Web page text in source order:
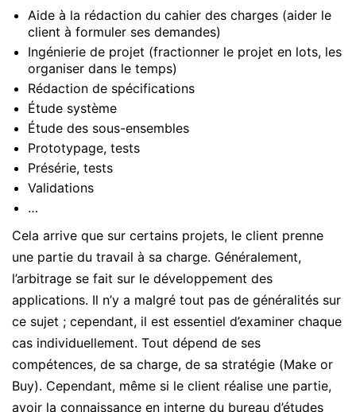
Aide à la rédaction du cahier des charges (aider le
client à formuler ses demandes)
Ingénierie de projet (fractionner le projet en lots, les
organiser dans le temps)
Rédaction de spécifications
Étude système
Étude des sous-ensembles
Prototypage, tests
Présérie, tests
Validations
…
Cela arrive que sur certains projets, le client prenne
une partie du travail à sa charge. Généralement,
l’arbitrage se fait sur le développement des
applications. Il n’y a malgré tout pas de généralités sur
ce sujet ; cependant, il est essentiel d’examiner chaque
cas individuellement. Tout dépend de ses
compétences, de sa charge, de sa stratégie (Make or
Buy). Cependant, même si le client réalise une partie,
avoir la connaissance en interne du bureau d’études